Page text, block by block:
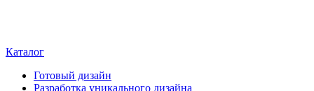
Каталог
Готовый дизайн
Разработка уникального дизайна